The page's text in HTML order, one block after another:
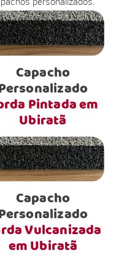
Capacho
Pintada em
Ubiratã
Capacho
Vulcanizada
em Ubiratã